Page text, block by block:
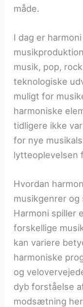
måde.
I dag er
musik, pop,
teknologiske
muligt for
harmoniske
tidligere ikke
for nye
lytteoplevelsen
Hvordan
musikgenrer
Harmoni spiller
forskellige
kan variere
harmoniske
og
dyb forståelse
modsætning